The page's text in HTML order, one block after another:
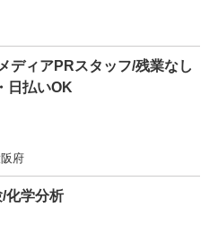
ディアPRスタッフ/残業なし
日払いOK
府
化学分析